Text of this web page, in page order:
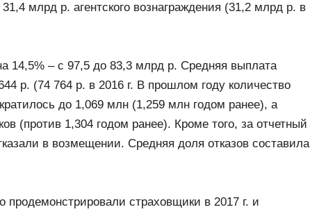
млрд р. агентского вознаграждения (31,2 млрд р. в
14,5% – с 97,5 до 83,3 млрд р. Средняя выплата
р. (74 764 р. в 2016 г. В прошлом году количество
до 1,069 млн (1,259 млн годом ранее), а
(против 1,304 годом ранее). Кроме того, за отчетный
в возмещении. Средняя доля отказов составила
продемонстрировали страховщики в 2017 г. и